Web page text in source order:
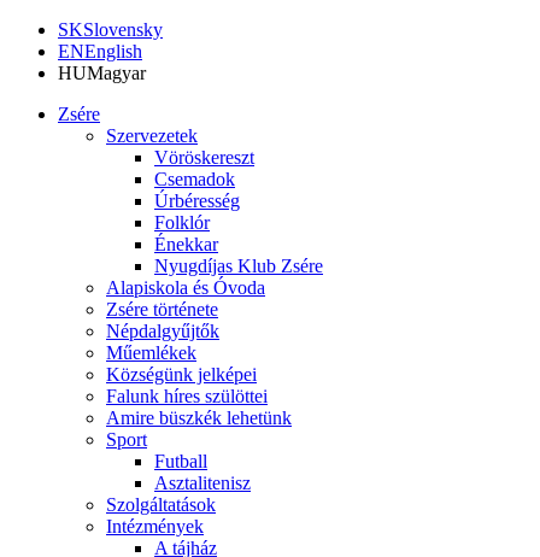
SKSlovensky
ENEnglish
HUMagyar
Zsére
Szervezetek
Vöröskereszt
Csemadok
Úrbéresség
Folklór
Énekkar
Nyugdíjas Klub Zsére
Alapiskola és Óvoda
Zsére története
Népdalgyűjtők
Műemlékek
Községünk jelképei
Falunk híres szülöttei
Amire büszkék lehetünk
Sport
Futball
Asztalitenisz
Szolgáltatások
Intézmények
A tájház